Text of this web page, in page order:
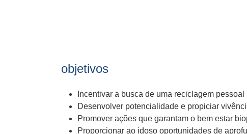
objetivos
Incentivar a busca de uma reciclagem
Desenvolver potencialidade e propiciar
Promover ações que garantam o bem estar
Proporcionar ao idoso oportunidades de